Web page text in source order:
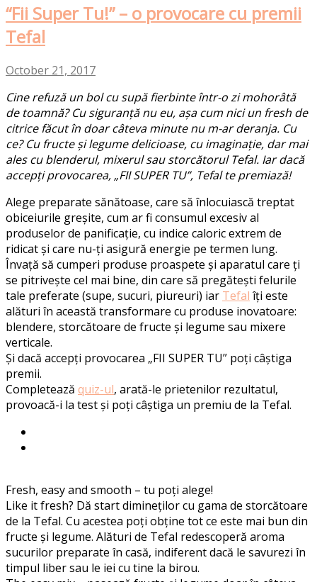
“Fii Super Tu!” – o provocare cu premii
Tefal
October 21, 2017
Cine refuză un bol cu supă fierbinte într-o zi mohorâtă
de toamnă? Cu siguranță nu eu, așa cum nici un fresh de
citrice făcut în doar câteva minute nu m-ar deranja. Cu
ce? Cu fructe și legume delicioase, cu imaginație, dar mai
ales cu blenderul, mixerul sau storcătorul Tefal. Iar dacă
accepți provocarea, „FII SUPER TU”, Tefal te premiază!
Alege preparate sănătoase, care să înlocuiască treptat
obiceiurile greșite, cum ar fi consumul excesiv al
produselor de panificație, cu indice caloric extrem de
ridicat și care nu-ți asigură energie pe termen lung.
Învață să cumperi produse proaspete și aparatul care ți
se pitrivește cel mai bine, din care să pregătești felurile
tale preferate (supe, sucuri, piureuri) iar Tefal îți este
alături în această transformare cu produse inovatoare:
blendere, storcătoare de fructe și legume sau mixere
verticale.
Și dacă accepți provocarea „FII SUPER TU” poți câștiga
premii.
Completează quiz-ul, arată-le prietenilor rezultatul,
provoacă-i la test și poți câștiga un premiu de la Tefal.
Fresh, easy and smooth – tu poți alege!
Like it fresh? Dă start dimineților cu gama de storcătoare
de la Tefal. Cu acestea poți obține tot ce este mai bun din
fructe și legume. Alături de Tefal redescoperă aroma
sucurilor preparate în casă, indiferent dacă le savurezi în
timpul liber sau le iei cu tine la birou.